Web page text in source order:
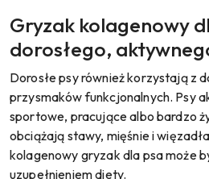
Gryzak kolagenowy
dorosłego,
Dorosłe psy również korzystają z
przysmaków funkcjonalnych. Psy
sportowe, pracujące albo bardzo
obciążają stawy, mięśnie i
kolagenowy gryzak dla psa może
uzupełnieniem diety.